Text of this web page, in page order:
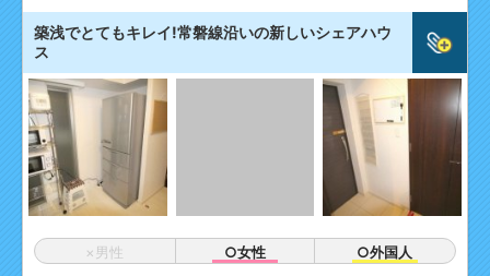
築浅でとてもキレイ!常磐線沿いの新しいシェアハウ
ス
×男性 ○女性 ○外国人